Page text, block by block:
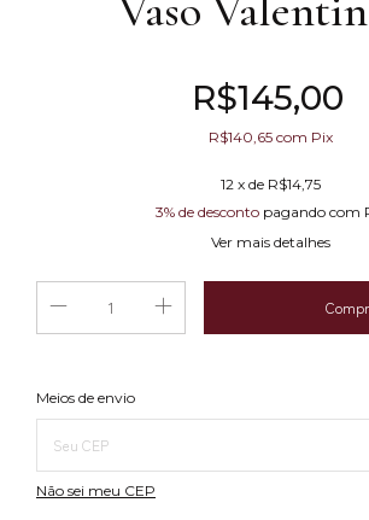
R$145,00
R$140,65 com Pix
12 x de R$14,75
3% de descontopagando com
Ver mais detalhes
Entregas para o CEP:
Meios de envio
Não sei meu CEP